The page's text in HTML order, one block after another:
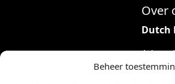
Beheer
Over
Dutch
Adres:
35